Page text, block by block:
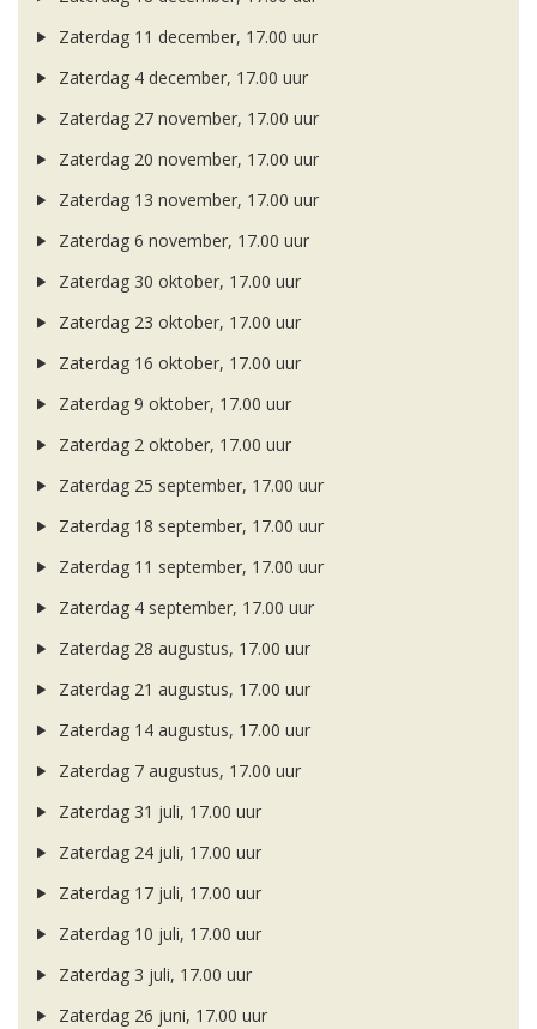
Zaterdag 11 december, 17.00 uur
Zaterdag 4 december, 17.00 uur
Zaterdag 27 november, 17.00 uur
Zaterdag 20 november, 17.00 uur
Zaterdag 13 november, 17.00 uur
Zaterdag 6 november, 17.00 uur
Zaterdag 30 oktober, 17.00 uur
Zaterdag 23 oktober, 17.00 uur
Zaterdag 16 oktober, 17.00 uur
Zaterdag 9 oktober, 17.00 uur
Zaterdag 2 oktober, 17.00 uur
Zaterdag 25 september, 17.00 uur
Zaterdag 18 september, 17.00 uur
Zaterdag 11 september, 17.00 uur
Zaterdag 4 september, 17.00 uur
Zaterdag 28 augustus, 17.00 uur
Zaterdag 21 augustus, 17.00 uur
Zaterdag 14 augustus, 17.00 uur
Zaterdag 7 augustus, 17.00 uur
Zaterdag 31 juli, 17.00 uur
Zaterdag 24 juli, 17.00 uur
Zaterdag 17 juli, 17.00 uur
Zaterdag 10 juli, 17.00 uur
Zaterdag 3 juli, 17.00 uur
Zaterdag 26 juni, 17.00 uur